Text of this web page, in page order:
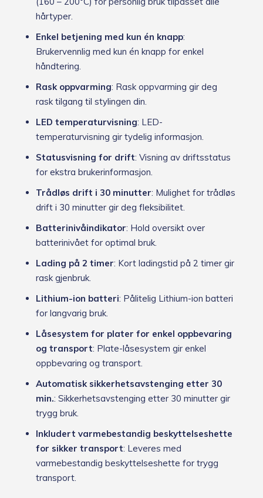
hårtyper.
Enkel betjening med kun én knapp:
Brukervennlig med kun én knapp for enkel
håndtering.
Rask oppvarming: Rask oppvarming gir deg
rask tilgang til stylingen din.
LED temperaturvisning: LED-
temperaturvisning gir tydelig informasjon.
Statusvisning for drift: Visning av driftsstatus
for ekstra brukerinformasjon.
Trådløs drift i 30 minutter: Mulighet for trådløs
drift i 30 minutter gir deg fleksibilitet.
Batterinivåindikator: Hold oversikt over
batterinivået for optimal bruk.
Lading på 2 timer: Kort ladingstid på 2 timer gir
rask gjenbruk.
Lithium-ion batteri: Pålitelig Lithium-ion batteri
for langvarig bruk.
Låsesystem for plater for enkel oppbevaring
og transport: Plate-låsesystem gir enkel
oppbevaring og transport.
Automatisk sikkerhetsavstenging etter 30
min.: Sikkerhetsavstenging etter 30 minutter gir
trygg bruk.
Inkludert varmebestandig beskyttelseshette
for sikker transport: Leveres med
varmebestandig beskyttelseshette for trygg
transport.